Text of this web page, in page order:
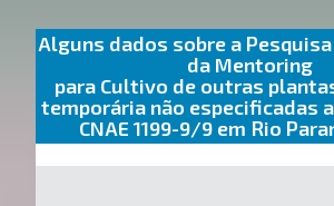
Alguns dados sobre a
da Mentoring
para Cultivo de outras
temporária não especificadas
CNAE 1199-9/9 em Rio